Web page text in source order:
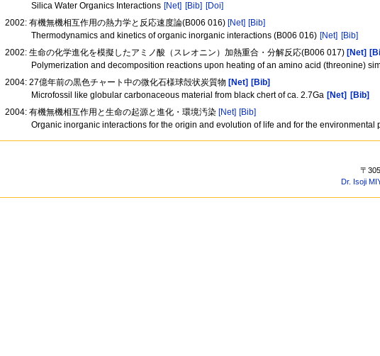
Silica Water Organics Interactions [Net] [Bib] [Doi]
2002: 有機無機相互作用の熱力学と反応速度論(B006 016) [Net] [Bib]
Thermodynamics and kinetics of organic inorganic interactions (B006 016) [Net] [Bib]
2002: 生命の化学進化を模擬したアミノ酸（スレオニン）加熱重合・分解反応(B006 017) [Net]
Polymerization and decomposition reactions upon heating of an amino acid (threonine)
2004: 27億年前の黒色チャート中の微化石様球殻状炭質物 [Net] [Bib]
Microfossil like globular carbonaceous material from black chert of ca. 2.7Ga [Net]
[Bib]
2004: 有機無機相互作用と生命の起源と進化・環境汚染 [Net] [Bib]
Organic inorganic interactions for the origin and evolution of life and for the environmental
〒
Dr. Isoji